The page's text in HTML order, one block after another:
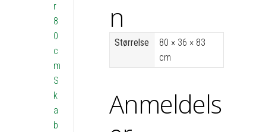
n
Størrelse
80 × 36 × 83
cm
Anmeldels
r
8
0
c
m
S
k
a
b